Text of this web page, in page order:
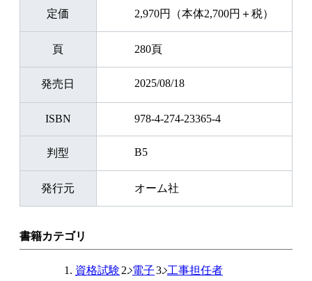
定価 2,970円（本体2,700円＋税）
頁 280頁
発売日 2025/08/18
ISBN 978-4-274-23365-4
判型 B5
発行元 オーム社
書籍カテゴリ
資格試験 電子 工事担任者